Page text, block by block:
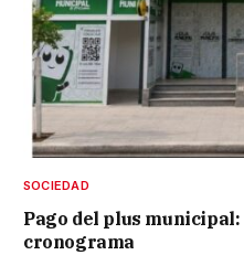
SOCIEDAD
Pago del plus
cronograma